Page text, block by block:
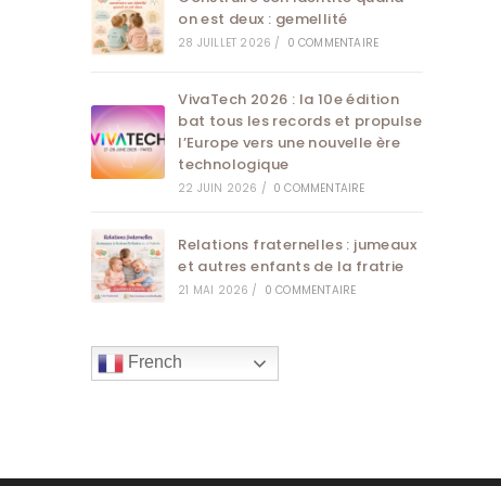
on est deux : gemellité
28 JUILLET 2026 / 0 COMMENTAIRE
VivaTech 2026 : la 10e édition
bat tous les records et propulse
l’Europe vers une nouvelle ère
technologique
22 JUIN 2026 / 0 COMMENTAIRE
Relations fraternelles : jumeaux
et autres enfants de la fratrie
21 MAI 2026 / 0 COMMENTAIRE
French